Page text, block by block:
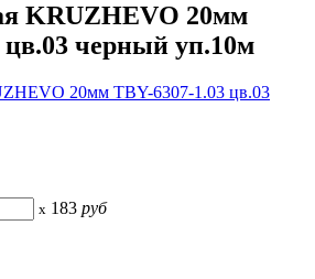
KRUZHEVO 20мм
цв.03 черный уп.10м
x 183 руб